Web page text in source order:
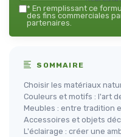
* En remplissant ce
des fins commerciales
partenaires.
SOMMAIRE
Choisir les matériaux
Couleurs et motifs : l'art
Meubles : entre tradition
Accessoires et objets
L'éclairage : créer une